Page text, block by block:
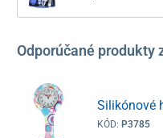
Odporúčané produkty
Silikónové
KÓD: P3785